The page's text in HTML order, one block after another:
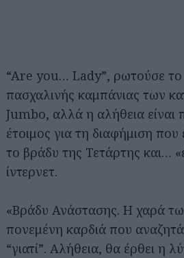
“Are you… Lady”, ρωτούσε
πασχαλινής καμπάνιας των
Jumbo, αλλά η αλήθεια είναι
έτοιμος για τη διαφήμιση
το βράδυ της Τετάρτης και…
ίντερνετ.
«Βράδυ Ανάστασης. Η χαρά
πονεμένη καρδιά που
“γιατί”. Αλήθεια, θα έρθει η